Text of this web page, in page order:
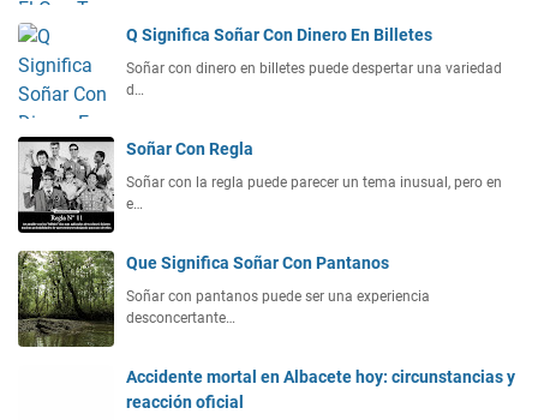
Q Significa Soñar Con Dinero En Billetes
Soñar con dinero en billetes puede despertar una variedad
d…
Soñar Con Regla
Soñar con la regla puede parecer un tema inusual, pero en
e…
Que Significa Soñar Con Pantanos
Soñar con pantanos puede ser una experiencia
desconcertante…
Accidente mortal en Albacete hoy: circunstancias y
reacción oficial